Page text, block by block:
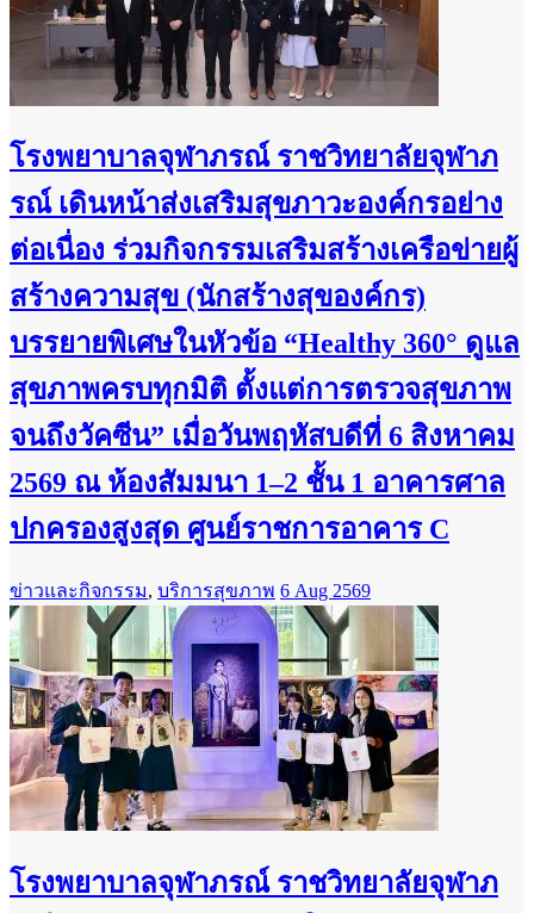
โรงพยาบาลจุฬาภรณ์ ราชวิทยาลัยจุฬาภ
รณ์ เดินหน้าส่งเสริมสุขภาวะองค์กรอย่าง
ต่อเนื่อง ร่วมกิจกรรมเสริมสร้างเครือข่ายผู้
สร้างความสุข (นักสร้างสุของค์กร)
บรรยายพิเศษในหัวข้อ “Healthy 360° ดูแล
สุขภาพครบทุกมิติ ตั้งแต่การตรวจสุขภาพ
จนถึงวัคซีน” เมื่อวันพฤหัสบดีที่ 6 สิงหาคม
2569 ณ ห้องสัมมนา 1–2 ชั้น 1 อาคารศาล
ปกครองสูงสุด ศูนย์ราชการอาคาร C
ข่าวและกิจกรรม, บริการสุขภาพ 6 Aug 2569
โรงพยาบาลจุฬาภรณ์ ราชวิทยาลัยจุฬาภ